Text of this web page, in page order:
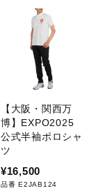
【大阪・関西万
博】EXPO2025
公式半袖ポロシャ
ツ
¥16,500
品番 E2JAB124